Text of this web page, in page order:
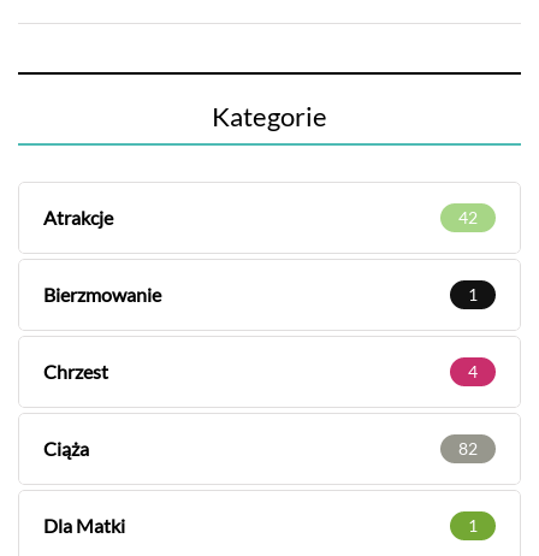
Kategorie
Atrakcje 42
Bierzmowanie 1
Chrzest 4
Ciąża 82
Dla Matki 1